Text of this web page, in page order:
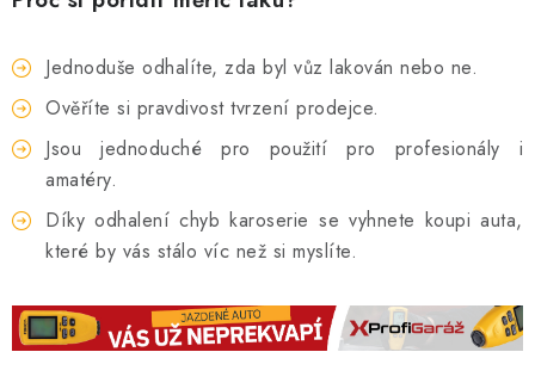
Jednoduše odhalíte, zda byl vůz lakován nebo ne.
Ověříte si pravdivost tvrzení prodejce.
Jsou jednoduché pro použití pro profesionály i
amatéry.
Díky odhalení chyb karoserie se vyhnete koupi auta,
které by vás stálo víc než si myslíte.